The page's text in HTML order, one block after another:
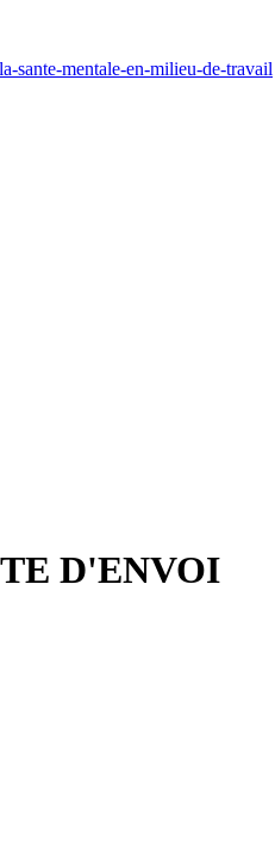
sante-mentale-en-milieu-de-travail
D'ENVOI